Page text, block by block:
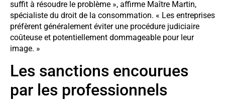
suffit à résoudre le problème », affirme Maître Martin,
spécialiste du droit de la consommation. « Les entreprises
préfèrent généralement éviter une procédure judiciaire
coûteuse et potentiellement dommageable pour leur
image. »
Les sanctions encourues
par les professionnels